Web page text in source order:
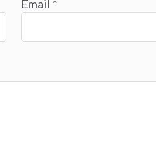
Email *